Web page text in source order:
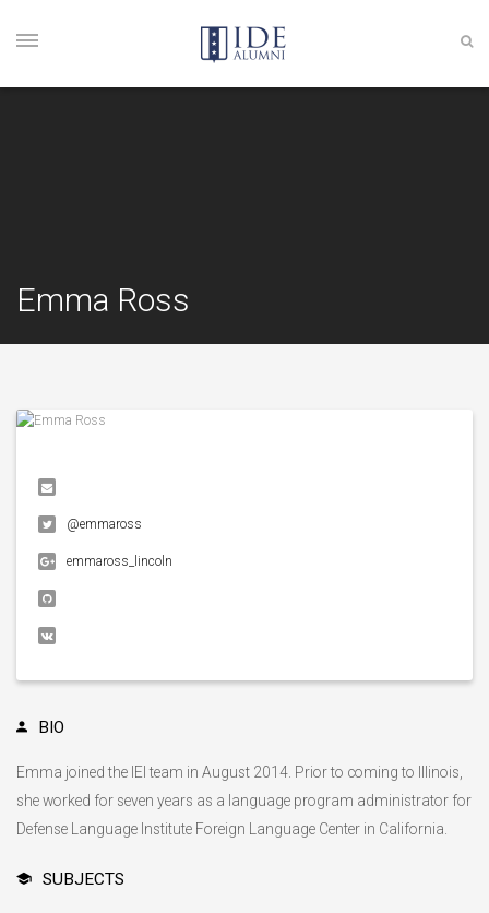
Emma Ross
@emmaross
emmaross_lincoln
BIO
Emma joined the IEI team in August 2014. Prior to coming to Illinois,
she worked for seven years as a language program administrator for
Defense Language Institute Foreign Language Center in California.
SUBJECTS